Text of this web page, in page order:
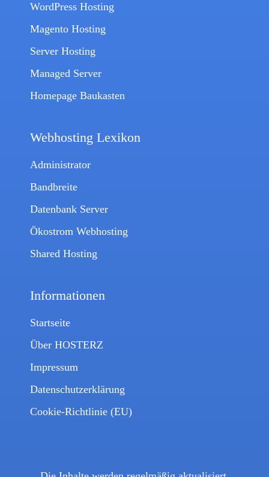
WordPress Hosting
Magento Hosting
Server Hosting
Managed Server
Homepage Baukasten
Webhosting Lexikon
Administrator
Bandbreite
Datenbank Server
Ökostrom Webhosting
Shared Hosting
Informationen
Startseite
Über HOSTERZ
Impressum
Datenschutzerklärung
Cookie-Richtlinie (EU)